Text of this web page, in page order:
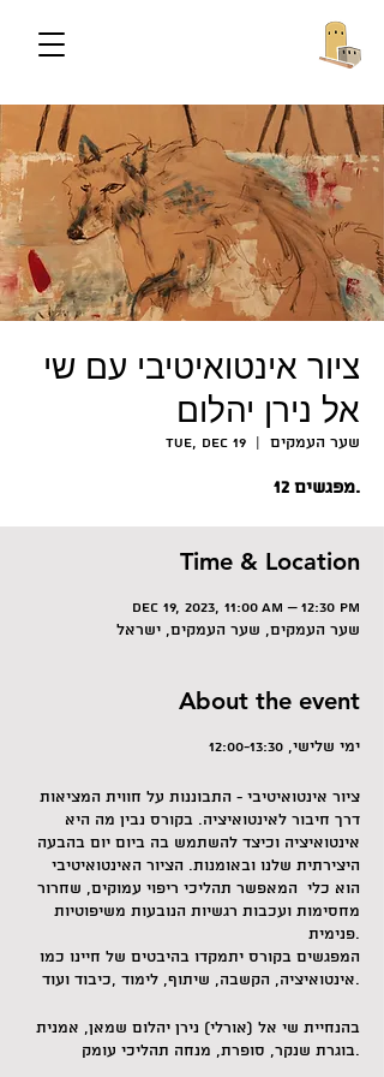
ציור אינטואיטיבי עם שי
אל נירן יהלום
Tue, Dec 19
  |
שער העמקים
12 מפגשים.
Time & Location
Dec 19, 2023, 11:00 AM – 12:30 PM
שער העמקים, שער העמקים, ישראל
About the event
ימי שלישי, 12:00-13:30
ציור אינטואיטיבי - התבוננות על חווית המציאות
דרך חיבור לאינטואיציה. בקורס נבין מה היא
אינטואיציה וכיצד להשתמש בה ביום יום בהבעה
היצירתית שלנו ובאומנות. הציור האינטואיטיבי
הוא כלי המאפשר תהליכי ריפוי עמוקים, שחרור
מחסימות ועכבות רגשיות הנובעות משיפוטיות
פנימית.
המפגשים בקורס יתמקדו בהיבטים של חיינו כמו
אינטואיציה, הקשבה, שיתוף, לימוד ,כיבוד ועוד.
בהנחיית שי אל (אורלי) נירן יהלום שמאן, אמנית
בוגרת שנקר, סופרת, מנחה תהליכי עומק.